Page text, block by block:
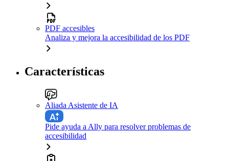
PDF accesibles
Analiza y mejora la accesibilidad de los PDF
Características
Aliada Asistente de IA
Pide ayuda a Ally para resolver problemas de
accesibilidad